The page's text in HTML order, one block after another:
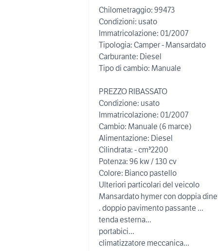
Chilometraggio: 99473
Condizioni: usato
Immatricolazione: 01/2007
Tipologia: Camper - Mansardato
Carburante: Diesel
Tipo di cambio: Manuale
PREZZO RIBASSATO
Condizione: usato
Immatricolazione: 01/2007
Cambio: Manuale (6 marce)
Alimentazione: Diesel
Cilindrata: - cm³2200
Potenza: 96 kw / 130 cv
Colore: Bianco pastello
Ulteriori particolari del veicolo
Mansardato hymer con doppia
. doppio pavimento passante ...
tenda esterna...
portabici...
climatizzatore meccanica...